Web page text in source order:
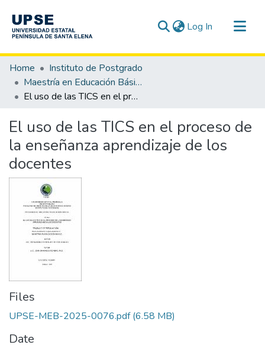
Log In (current)
Communities & Collections
All of DSpace
Statistics
Home
Instituto de Postgrado
Maestría en Educación Básica
El uso de las TICS en el proceso de la enseñanza aprendizaje de los docentes
El uso de las TICS en el proceso de
la enseñanza aprendizaje de los
docentes
Files
UPSE-MEB-2025-0076.pdf(6.58 MB)
Date